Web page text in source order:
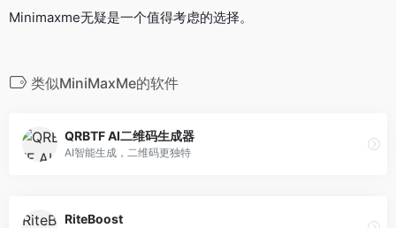
Minimaxme无疑是一个值得考虑的选择。
类似MiniMaxMe的软件
QRBTF AI二维码生成器
AI智能生成，二维码更独特
RiteBoost